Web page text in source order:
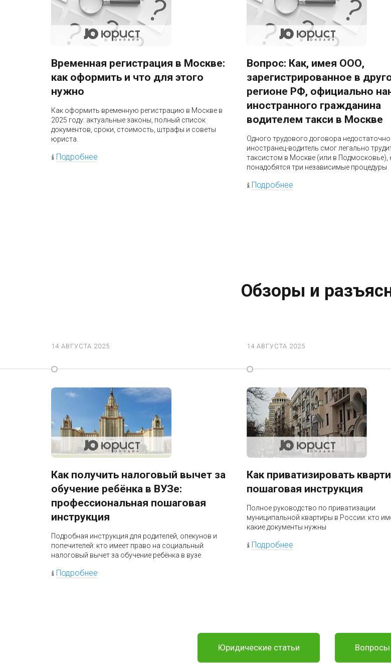
Временная регистрация в Москве:
как оформить и что для этого
нужно
Как оформить временную регистрацию в Москве в
2025 году: актуальные законы, полный список
документов, сроки, стоимость, штрафы и советы
юриста.
Подробнее
Вопрос: Как, имея ООО,
зарегистрированное в
регионе РФ, официально
иностранного гражданина
водителем такси в Москве
Одного трудового договора
иностранец-водитель смог легально
таксистом в Москве (или в Подмосковье),
понадобятся три независимые процедуры
Подробнее
Обзоры и
14 АВГУСТА 2025
Как получить налоговый вычет за
обучение ребёнка в ВУЗе:
профессиональная пошаговая
инструкция
Подробная инструкция для родителей, опекунов и
попечителей: кто имеет право на социальный
налоговый вычет за обучение ребёнка в вузе
Подробнее
14 АВГУСТА 2025
Как приватизировать
пошаговая инструкция
Полное руководство по приватизации
муниципальной квартиры в России: кто
какие документы нужны
Подробнее
Юридические статьи Вопросы